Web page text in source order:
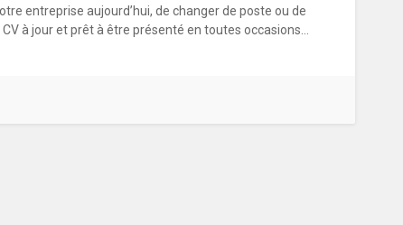
entreprise aujourd’hui, de changer de poste ou de
à jour et prêt à être présenté en toutes occasions…